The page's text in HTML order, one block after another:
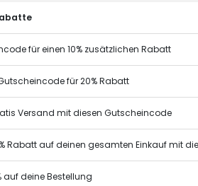
für einen 10% zusätzlichen Rabatt
für 20% Rabatt
Versand mit diesen Gutscheincode
Rabatt auf deinen gesamten Einkauf mit
auf deine Bestellung